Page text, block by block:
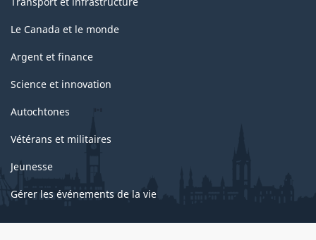
Le Canada et le monde
Argent et finance
Science et innovation
Autochtones
Vétérans et militaires
Jeunesse
Gérer les événements de la vie